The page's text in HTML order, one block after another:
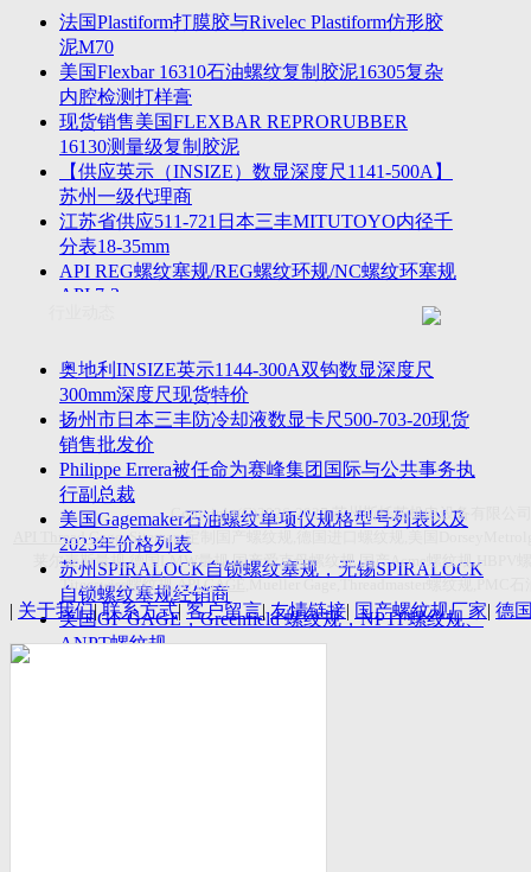
影像仪、英国Zodiac gauge、英国Original Gauge螺纹规等。
法国Plastiform打膜胶与Rivelec Plastiform仿形胶
泥M70
美国Flexbar 16310石油螺纹复制胶泥16305复杂
内腔检测打样膏
现货销售美国FLEXBAR REPRORUBBER
16130测量级复制胶泥
【供应英示（INSIZE）数显深度尺1141-500A】
苏州一级代理商
江苏省供应511-721日本三丰MITUTOYO内径千
分表18-35mm
API REG螺纹塞规/REG螺纹环规/NC螺纹环塞规
API 7-2
苏州市万濠卧式投影仪CPJ-3020W/CPJ-4025W代
美国B2段差尺/间隙段差尺GAPSG/NMSG/GRIP-
004/CFM-095代理商
2023年美国Universal Punch圆度仪价格表，国产
定制跳动量仪
波音一季度营收增近三成超预期，近五年季度交
付数量首超空客
奥地利INSIZE英示1144-300A双钩数显深度尺
300mm深度尺现货特价
扬州市日本三丰防冷却液数显卡尺500-703-20现货
销售批发价
Philippe Errera被任命为赛峰集团国际与公共事务执
行副总裁
美国Gagemaker石油螺纹单项仪规格型号列表以及
2023年价格列表
苏州SPIRALOCK自锁螺纹塞规，无锡SPIRALOCK
自锁螺纹塞规经销商
美国GF GAGE，Greenfield 螺纹规，NPTF螺纹规、
ANPT螺纹规
Copyright(C)2026-2027苏州斯托茨机电设备有限公司
API Thread Gage, Sitemap,定制国产螺纹规
莱尔麦斯量规,德国 LMW量规,国产爱克母螺纹规 ,国产Acme 螺纹规,HBPV
Titecswiss螺纹规 ,API GAGE
| 关于我们|联系方式| 客户留言|友情链接| 国产螺纹规厂家| 德